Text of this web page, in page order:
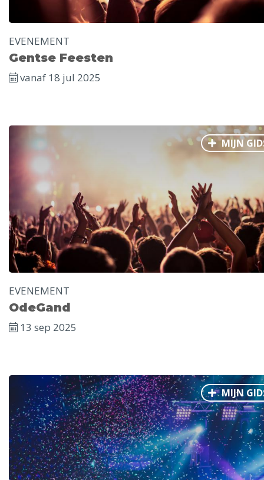
EVENEMENT
Gentse Feesten
vanaf 18 jul 2025
MIJN
EVENEMENT
OdeGand
13 sep 2025
MIJN